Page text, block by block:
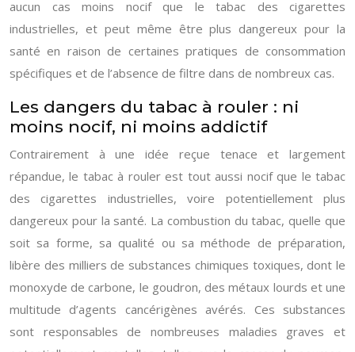
aucun cas moins nocif que le tabac des cigarettes
industrielles, et peut même être plus dangereux pour la
santé en raison de certaines pratiques de consommation
spécifiques et de l’absence de filtre dans de nombreux cas.
Les dangers du tabac à rouler : ni
moins nocif, ni moins addictif
Contrairement à une idée reçue tenace et largement
répandue, le tabac à rouler est tout aussi nocif que le tabac
des cigarettes industrielles, voire potentiellement plus
dangereux pour la santé. La combustion du tabac, quelle que
soit sa forme, sa qualité ou sa méthode de préparation,
libère des milliers de substances chimiques toxiques, dont le
monoxyde de carbone, le goudron, des métaux lourds et une
multitude d’agents cancérigènes avérés. Ces substances
sont responsables de nombreuses maladies graves et